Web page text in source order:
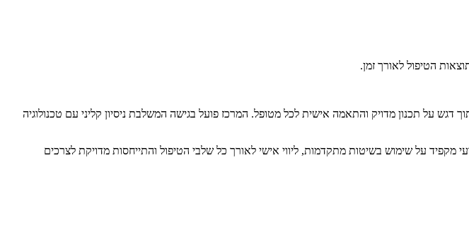
הטיפול לאורך זמן.
על תכנון מדויק והתאמה אישית לכל מטופל. המרכז פועל בגישה המשלבת ניסיון קליני עם טכנולוגיה
מקפיד על שימוש בשיטות מתקדמות, ליווי אישי לאורך כל שלבי הטיפול והתייחסות מדויקת לצרכים